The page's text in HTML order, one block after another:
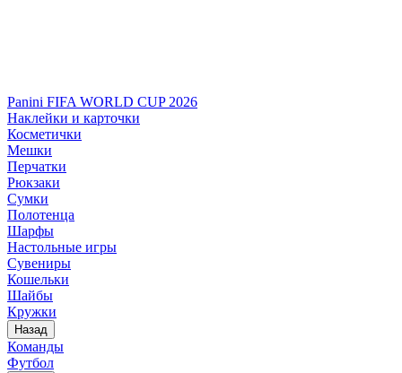
Panini FIFA WORLD CUP 2026
Наклейки и карточки
Косметички
Мешки
Перчатки
Рюкзаки
Сумки
Полотенца
Шарфы
Настольные игры
Сувениры
Кошельки
Шайбы
Кружки
Назад
Команды
Футбол